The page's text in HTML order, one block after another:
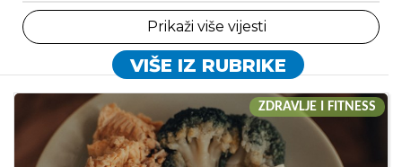
Prikaži više vijesti
VIŠE IZ RUBRIKE
ZDRAVLJE I FITNESS